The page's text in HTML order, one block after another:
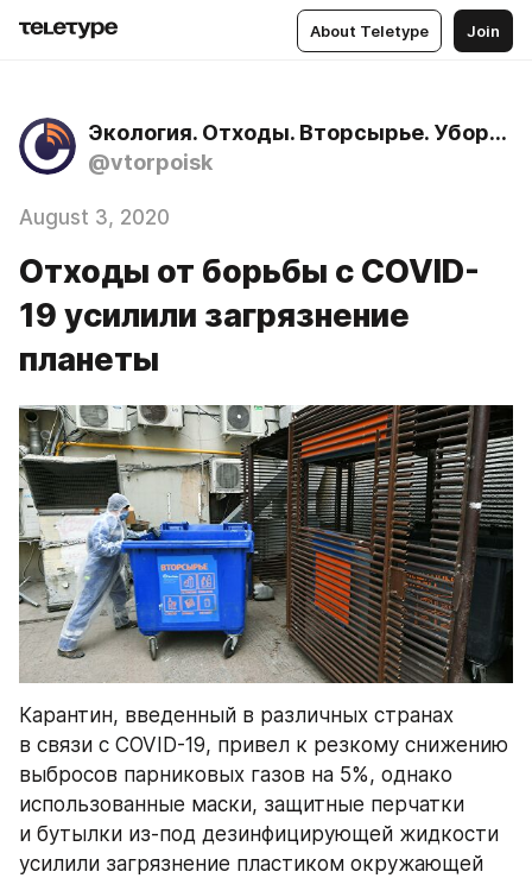
About Teletype Join
Экология. Отходы. Вторсырье. Уборка территории. Вывоз мусора.
@vtorpoisk
August 3, 2020
Отходы от борьбы с COVID-
19 усилили загрязнение
планеты
Карантин, введенный в различных странах
в связи с COVID-19, привел к резкому снижению
выбросов парниковых газов на 5%, однако
использованные маски, защитные перчатки
и бутылки из-под дезинфицирующей жидкости
усилили загрязнение пластиком окружающей